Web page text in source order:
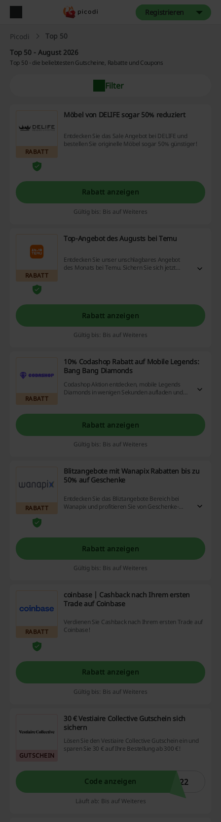
Registrieren
Picodi
Top 50
Top 50 - August 2026
Top 50 - die beliebtesten Gutscheine, Rabatte und Coupons
Filter
RABATT
Möbel von DELIFE sogar 50% reduziert
Entdecken Sie das Sale Angebot bei DELIFE und
bestellen Sie originelle Möbel sogar 50% günstiger!
Rabatt anzeigen
Gültig bis: Bis auf Weiteres
RABATT
Top-Angebot des Augusts bei Temu
Entdecken Sie unser unschlagbares Angebot
des Monats bei Temu. Sichern Sie sich jetzt
Rabatt anzeigen
Gültig bis: Bis auf Weiteres
RABATT
10% Codashop Rabatt auf Mobile Legends:
Bang Bang Diamonds
Codashop Aktion entdecken, mobile Legends
Diamonds in wenigen Sekunden aufladen und
Rabatt anzeigen
Gültig bis: Bis auf Weiteres
RABATT
Blitzangebote mit Wanapix Rabatten bis zu
50% auf Geschenke
Entdecken Sie das Bliztangebote Bereich bei
Wanapix und profitieren Sie von Geschenke-
Rabatt anzeigen
Gültig bis: Bis auf Weiteres
RABATT
coinbase | Cashback nach Ihrem ersten
Trade auf Coinbase
Verdienen Sie Cashback nach Ihrem ersten Trade auf
Coinbase!
Rabatt anzeigen
Gültig bis: Bis auf Weiteres
GUTSCHEIN
30 € Vestiaire Collective Gutschein sich
sichern
Lösen Sie den Vestiaire Collective Gutschein ein und
sparen Sie 30 € auf Ihre Bestellung ab 300 €!
Code anzeigen U22
Läuft ab: Bis auf Weiteres